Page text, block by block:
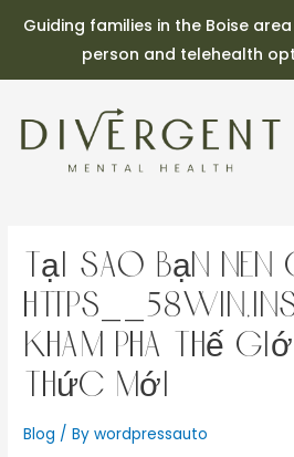
Guiding families in the Boise
person and telehealth
Tại sao bạn nên
Khám phá thế
thức mới
Blog / Bywordpressauto